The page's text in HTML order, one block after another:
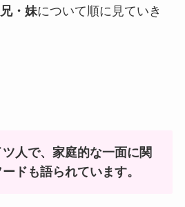
・妹について順に見ていき
人で、家庭的な一面に関
ドも語られています。